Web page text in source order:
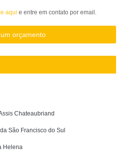
aqui e entre em contato por email.
orçamento
Chateaubriand
São Francisco do Sul
Helena